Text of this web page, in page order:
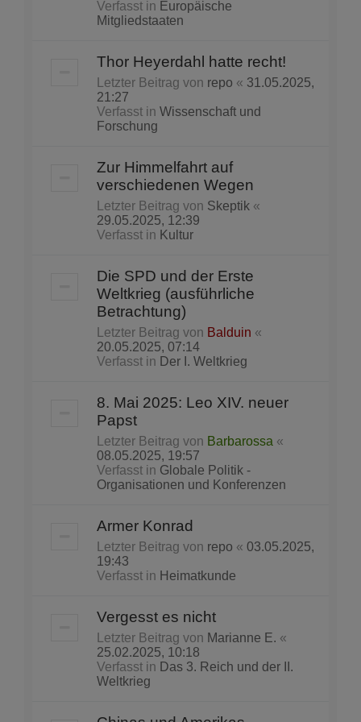
Verfasst in Europäische
Mitgliedstaaten
Thor Heyerdahl hatte recht!
Letzter Beitrag von repo « 31.05.2025,
21:27
Verfasst in Wissenschaft und
Forschung
Zur Himmelfahrt auf
verschiedenen Wegen
Letzter Beitrag von Skeptik «
29.05.2025, 12:39
Verfasst in Kultur
Die SPD und der Erste
Weltkrieg (ausführliche
Betrachtung)
Letzter Beitrag von Balduin «
20.05.2025, 07:14
Verfasst in Der I. Weltkrieg
8. Mai 2025: Leo XIV. neuer
Papst
Letzter Beitrag von Barbarossa «
08.05.2025, 19:57
Verfasst in Globale Politik -
Organisationen und Konferenzen
Armer Konrad
Letzter Beitrag von repo « 03.05.2025,
19:43
Verfasst in Heimatkunde
Vergesst es nicht
Letzter Beitrag von Marianne E. «
25.02.2025, 10:18
Verfasst in Das 3. Reich und der II.
Weltkrieg